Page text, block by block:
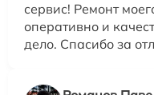
сервис! Ремонт
оперативно и
дело. Спасибо за